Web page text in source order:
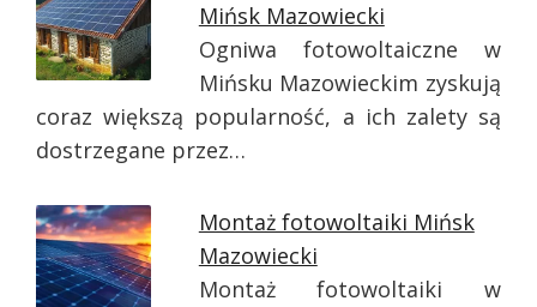
Mińsk Mazowiecki
Ogniwa fotowoltaiczne w
Mińsku Mazowieckim zyskują
coraz większą popularność, a ich zalety są
dostrzegane przez…
Montaż fotowoltaiki Mińsk
Mazowiecki
Montaż fotowoltaiki w